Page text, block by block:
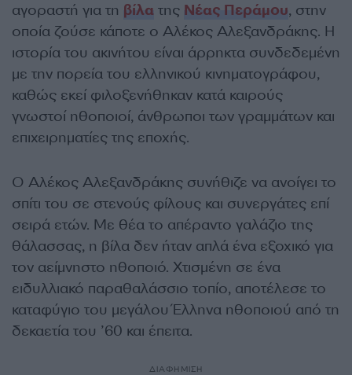
αγοραστή για τη βίλα της Νέας Περάμου, στην
οποία ζούσε κάποτε ο Αλέκος Αλεξανδράκης. Η
ιστορία του ακινήτου είναι άρρηκτα συνδεδεμένη
με την πορεία του ελληνικού κινηματογράφου,
καθώς εκεί φιλοξενήθηκαν κατά καιρούς
γνωστοί ηθοποιοί, άνθρωποι των γραμμάτων και
επιχειρηματίες της εποχής.
Ο Αλέκος Αλεξανδράκης συνήθιζε να ανοίγει το
σπίτι του σε στενούς φίλους και συνεργάτες επί
σειρά ετών. Με θέα το απέραντο γαλάζιο της
θάλασσας, η βίλα δεν ήταν απλά ένα εξοχικό για
τον αείμνηστο ηθοποιό. Χτισμένη σε ένα
ειδυλλιακό παραθαλάσσιο τοπίο, αποτέλεσε το
καταφύγιο του μεγάλου Έλληνα ηθοποιού από τη
δεκαετία του ’60 και έπειτα.
ΔΙΑΦΗΜΙΣΗ